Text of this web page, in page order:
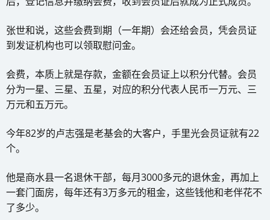
张世和说，这些会费到期（一年期）会还给会员，凭会员证
到发证机构也可以领取慰问金。
会费，本质上就是存款，金额在会员证上以积分代替。会员
分为一星、三星、五星，对应的积分代表人民币一万元、三
万元和五万元。
今年82岁的卢志强是老基会的大客户，手里光会员证就有22
个。
他是商水县一名退休干部，每月3000多元的退休金，再加上
一套门面房，每年还有3万多元的租金，这些钱他和老伴花不
了多少。